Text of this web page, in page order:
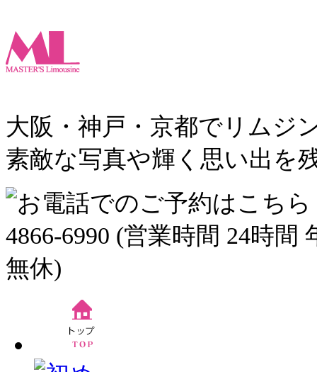
大阪・神戸・京都でリムジ
素敵な写真や輝く思い出を